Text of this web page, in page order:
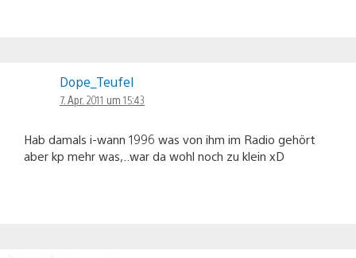
Dope_Teufel
7. Apr. 2011 um 15:43
Hab damals i-wann 1996 was von ihm im Radio gehört
aber kp mehr was,..war da wohl noch zu klein xD